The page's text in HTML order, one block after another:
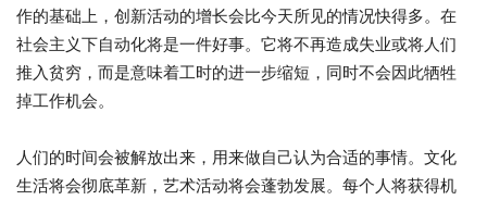
作的基础上，创新活动的增长会比今天所见的情况快得多。在
社会主义下自动化将是一件好事。它将不再造成失业或将人们
推入贫穷，而是意味着工时的进一步缩短，同时不会因此牺牲
掉工作机会。
人们的时间会被解放出来，用来做自己认为合适的事情。文化
生活将会彻底革新，艺术活动将会蓬勃发展。每个人将获得机